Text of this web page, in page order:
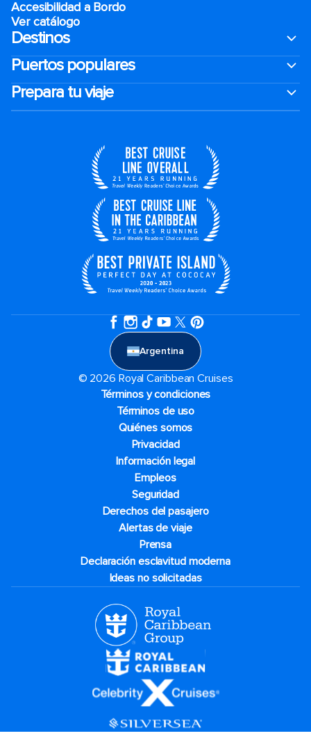
Accesibilidad a Bordo
Ver catálogo
Destinos
Puertos populares
Prepara tu viaje
Argentina
© 2026 Royal Caribbean Cruises
Términos y condiciones
Términos de uso
Quiénes somos
Privacidad
Información legal
Empleos
Seguridad
Derechos del pasajero
Alertas de viaje
Prensa
Declaración esclavitud moderna
Ideas no solicitadas